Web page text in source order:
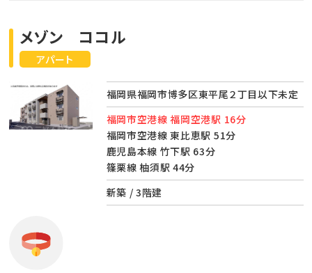
アパート
メゾン ココル
福岡県福岡市博多区東平尾２丁目以下未定
福岡市空港線 福岡空港駅 16分
福岡市空港線 東比恵駅 51分
鹿児島本線 竹下駅 63分
篠栗線 柚須駅 44分
新築 / 3階建